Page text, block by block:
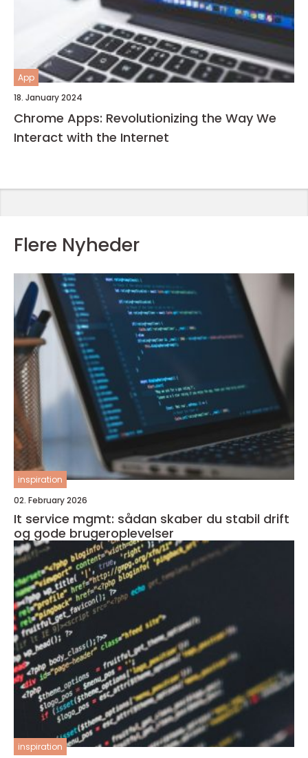
App
18. January 2024
Chrome Apps: Revolutionizing the Way We
Interact with the Internet
Flere Nyheder
inspiration
02. February 2026
It service mgmt: sådan skaber du stabil drift
og gode brugeroplevelser
inspiration